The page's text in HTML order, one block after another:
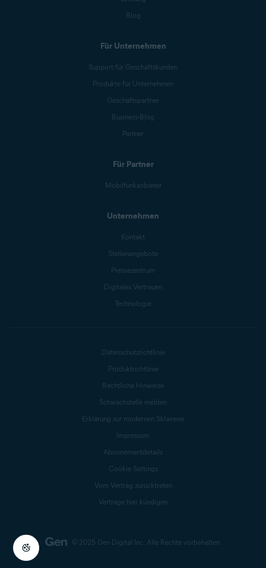
Blog
Für Unternehmen
Support für Geschäftskunden
Produkte für Unternehmen
Geschäftspartner
Business-Blog
Partner
Für Partner
Mobilfunkanbieter
Unternehmen
Kontakt
Stellenangebote
Pressezentrum
Digitales Vertrauen
Technologie
© 2025 Gen Digital Inc. Alle Rechte vorbehalten.
Datenschutzrichtlinie
Produktrichtlinie
Rechtliche Hinweise
Schwachstelle melden
Erklärung zur modernen Sklaverei
Impressum
Abonnementdetails
Cookie Settings
Vom Vertrag zurücktreten
Verträge hier kündigen